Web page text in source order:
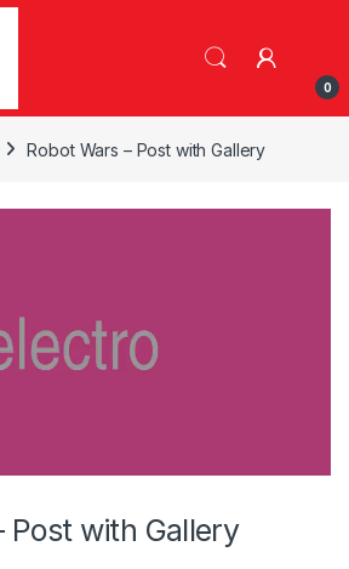
0
Robot Wars – Post with Gallery
Post with Gallery